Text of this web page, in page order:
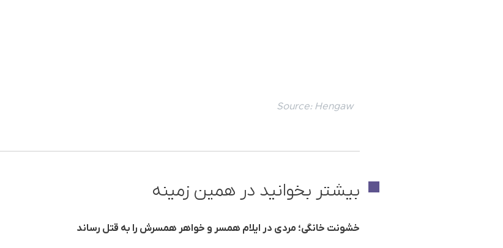
Source: Hengaw
بیشتر بخوانید در همین زمینه
خشونت خانگی؛ مردی در ایلام همسر و خواهر همسرش را بە قتل رساند